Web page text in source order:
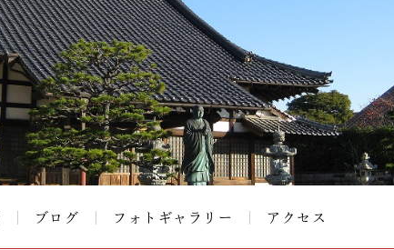
ブログ フォトギャラリー アクセス